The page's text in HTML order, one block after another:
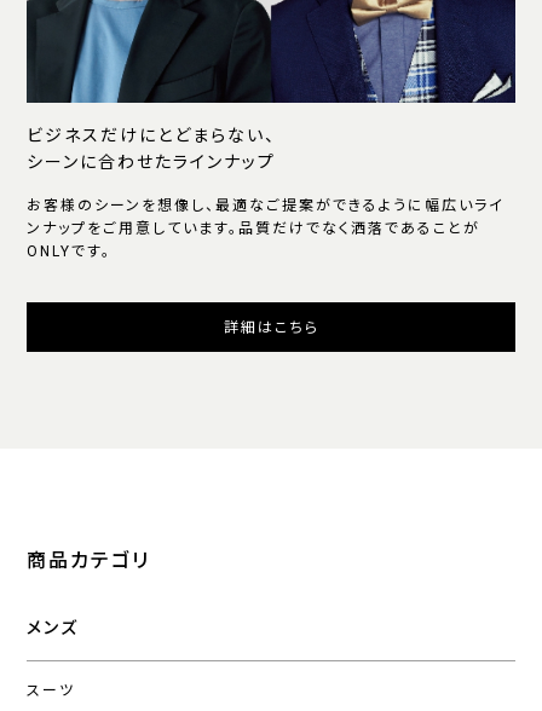
ビジネスだけにとどまらない、
シーンに合わせたラインナップ
お客様のシーンを想像し、最適なご提案ができるように幅広いライ
ンナップをご用意しています。品質だけでなく洒落であることが
ONLYです。
詳細はこちら
商品カテゴリ
メンズ
スーツ